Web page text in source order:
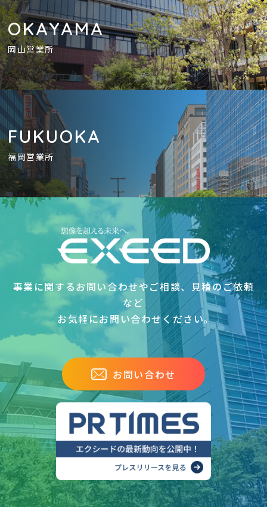
OKAYAMA
岡山営業所
FUKUOKA
福岡営業所
事業に関するお問い合わせやご相談、見積のご依頼
など
お気軽にお問い合わせください｡
お問い合わせ